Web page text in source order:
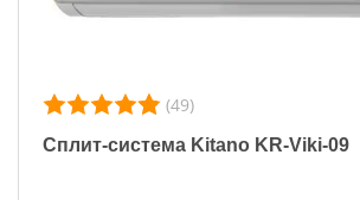
(49)
Сплит-система Kitano KR-Viki-09